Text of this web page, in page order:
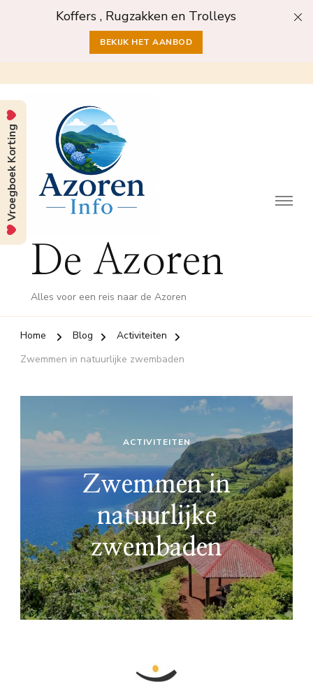
Koffers , Rugzakken en Trolleys
BEKIJK HET AANBOD
De Azoren
Alles voor een reis naar de Azoren
Home Blog
Activiteiten
Zwemmen in natuurlijke zwembaden
ACTIVITEITEN
Zwemmen in
natuurlijke
zwembaden
Vroegboek Korting